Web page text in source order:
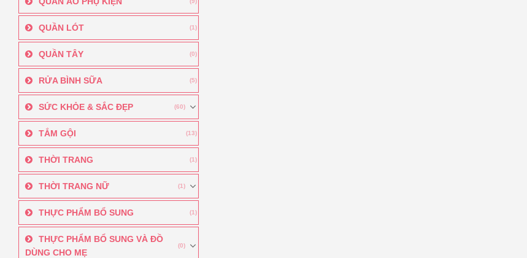
QUẦN LÓT (1)
QUẦN TÂY (0)
RỬA BÌNH SỮA (5)
SỨC KHỎE & SẮC ĐẸP (60)
TẮM GỘI (13)
THỜI TRANG (1)
THỜI TRANG NỮ (1)
THỰC PHẨM BỔ SUNG (1)
THỰC PHẨM BỔ SUNG VÀ ĐỒ
DÙNG CHO MẸ
(0)